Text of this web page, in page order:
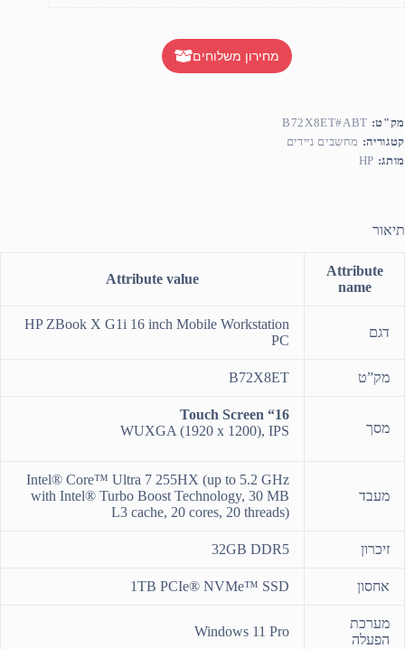
מחירון משלוחים
מק"ט: B72X8ET#ABT
קטגוריה: מחשבים ניידים
מותג: HP
תיאור
Attribute
name
Attribute value
דגם
HP ZBook X G1i 16 inch Mobile Workstation
PC
מק”ט B72X8ET
מסך
Touch Screen “16
WUXGA (1920 x 1200), IPS
מעבד
Intel® Core™ Ultra 7 255HX (up to 5.2 GHz
with Intel® Turbo Boost Technology, 30 MB
L3 cache, 20 cores, 20 threads)
זיכרון 32GB DDR5
אחסון 1TB PCIe® NVMe™ SSD
מערכת
הפעלה
Windows 11 Pro